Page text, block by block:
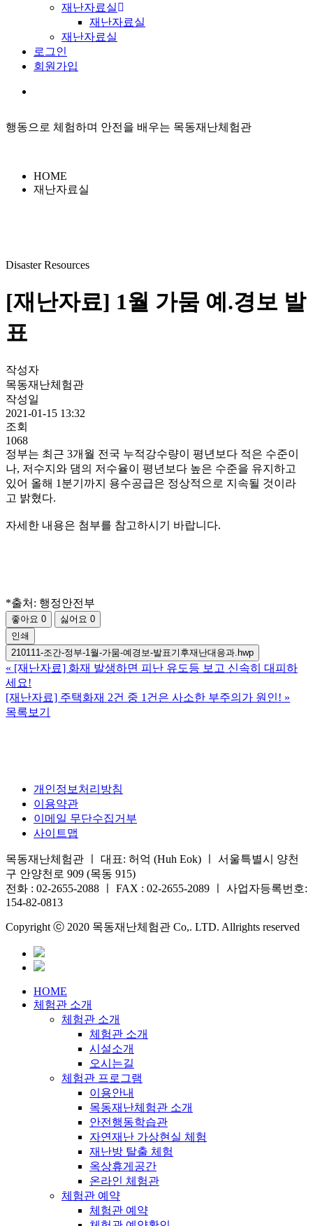
재난자료실
재난자료실
재난자료실
로그인
회원가입
행동으로 체험하며 안전을 배우는 목동재난체험관
HOME
재난자료실
Disaster Resources
[재난자료] 1월 가뭄 예.경보 발
표
작성자
목동재난체험관
작성일
2021-01-15 13:32
조회
1068
정부는 최근 3개월 전국 누적강수량이 평년보다 적은 수준이
나, 저수지와 댐의 저수율이 평년보다 높은 수준을 유지하고
있어 올해 1분기까지 용수공급은 정상적으로 지속될 것이라
고 밝혔다.
자세한 내용은 첨부를 참고하시기 바랍니다.
*출처: 행정안전부
좋아요0 싫어요0
인쇄
210111-조간-정부-1월-가뭄-예경보-발표기후재난대응과.hwp
« [재난자료] 화재 발생하면 피난 유도등 보고 신속히 대피하
세요!
[재난자료] 주택화재 2건 중 1건은 사소한 부주의가 원인! »
목록보기
개인정보처리방침
이용약관
이메일 무단수집거부
사이트맵
목동재난체험관 ㅣ 대표: 허억 (Huh Eok) ㅣ 서울특별시 양천
구 안양천로 909 (목동 915)
전화 : 02-2655-2088 ㅣ FAX : 02-2655-2089 ㅣ 사업자등록번호:
154-82-0813
Copyright ⓒ 2020 목동재난체험관 Co,. LTD. Allrights reserved
HOME
체험관 소개
체험관 소개
체험관 소개
시설소개
오시는길
체험관 프로그램
이용안내
목동재난체험관 소개
안전행동학습관
자연재난 가상현실 체험
재난방 탈출 체험
옥상휴게공간
온라인 체험관
체험관 예약
체험관 예약